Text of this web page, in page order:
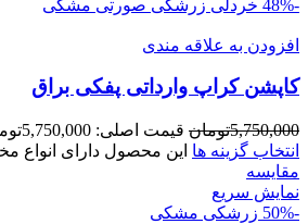
-48%
خردلی زرشکی صورتی مشکی
افزودن به علاقه مندی
کاپشن کراپ وارداتی پفکی براق
5,750,000تومان قیمت اصلی: 5,750,000تومان بود.
انتخاب گزینه ها این محصول دارای انواع
مقايسه
نمایش سریع
-50%
زرشکی مشکی